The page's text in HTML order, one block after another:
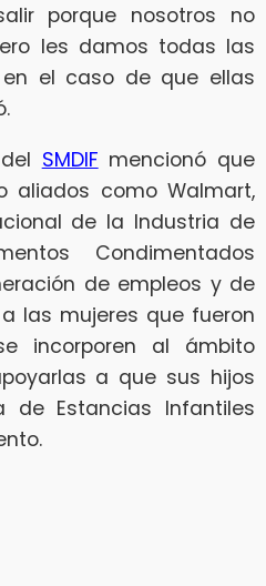
porque nosotros no
les damos todas las
el caso de que ellas
SMDIF mencionó que
aliados como Walmart,
de la Industria de
Condimentados
de empleos y de
las mujeres que fueron
incorporen al ámbito
a que sus hijos
de Estancias Infantiles